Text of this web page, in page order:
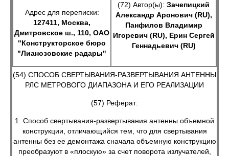
Адрес для переписки:
127411, Москва,
Дмитровское ш., 110, ОАО
"Конструкторское бюро
"Лианозовские радары"
(72) Автор(ы): Зачепицкий
Александр Аронович (RU),
Панфилов Владимир
Игоревич (RU), Ерин Сергей
Геннадьевич (RU)
(54) СПОСОБ СВЕРТЫВАНИЯ-РАЗВЕРТЫВАНИЯ АНТЕННЫ
РЛС МЕТРОВОГО ДИАПАЗОНА И ЕГО РЕАЛИЗАЦИИ
(57) Реферат:
1. Способ свертывания-развертывания антенны объемной
конструкции, отличающийся тем, что для свертывания
антенны без ее демонтажа сначала объемную конструкцию
преобразуют в «плоскую» за счет поворота излучателей,